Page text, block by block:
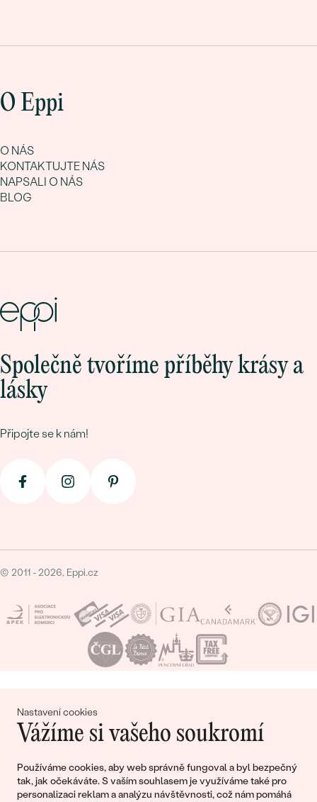
Nastavení cookies
Vážíme si vašeho soukromí
Používáme cookies, aby web správně fungoval a byl bezpečný
tak, jak očekáváte. S vaším souhlasem je využíváme také pro
personalizaci reklam a analýzu návštěvnosti, což nám pomáhá
O Eppi
O NÁS
KONTAKTUJTE NÁS
NAPSALI O NÁS
BLOG
Společně tvoříme příběhy krásy a
lásky
Připojte se k nám!
© 2011 - 2026, Eppi.cz
Nákupní košík
Ještě jste nepřidali žádné produkty do svého